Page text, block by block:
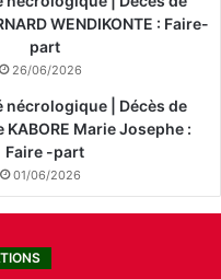
WENDIKONTE : Faire-
part
26/06/2026
nécrologique | Décès de
KABORE Marie Josephe :
Faire -part
01/06/2026